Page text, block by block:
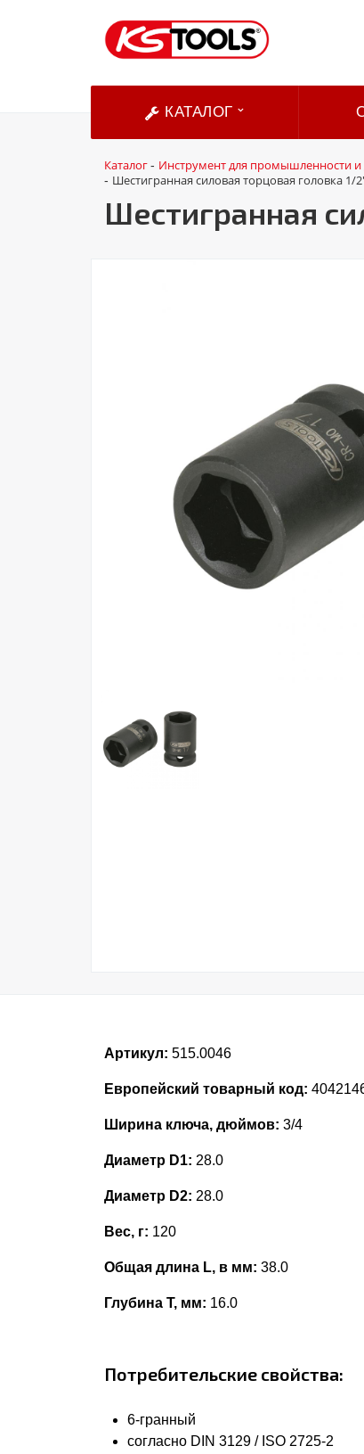
КАТАЛОГ
Каталог- Инструмент для промышленности
- Шестигранная силовая торцовая головка 1/
Шестигранная
Артикул: 515.0046
Европейский товарный код:
Ширина ключа, дюймов: 3/4
Диаметр D1: 28.0
Диаметр D2: 28.0
Вес, г: 120
Общая длина L, в мм: 38.0
Глубина Т, мм: 16.0
Потребительские свойства:
6-гранный
согласно DIN 3129 / ISO 2725-2